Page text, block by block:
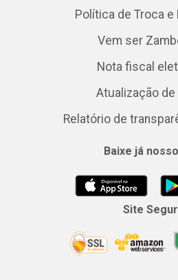
Política de Troca e
Vem ser
Nota fiscal
Atualização
Relatório de
Baixe já
Site